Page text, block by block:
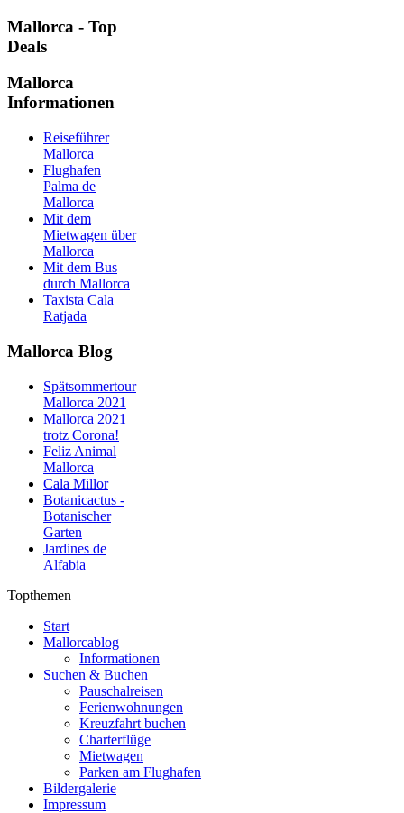
Mallorca - Top
Deals
Mallorca
Informationen
Reiseführer
Mallorca
Flughafen
Palma de
Mallorca
Mit dem
Mietwagen über
Mallorca
Mit dem Bus
durch Mallorca
Taxista Cala
Ratjada
Mallorca Blog
Spätsommertour
Mallorca 2021
Mallorca 2021
trotz Corona!
Feliz Animal
Mallorca
Cala Millor
Botanicactus -
Botanischer
Garten
Jardines de
Alfabia
Topthemen
Start
Mallorcablog
Informationen
Suchen & Buchen
Pauschalreisen
Ferienwohnungen
Kreuzfahrt buchen
Charterflüge
Mietwagen
Parken am Flughafen
Bildergalerie
Impressum